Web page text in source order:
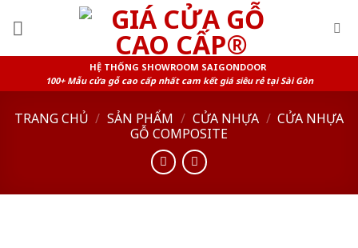
HỆ THỐNG SHOWROOM SAIGONDOOR
100+ Mẫu cửa gỗ cao cấp nhất cam kết giá siêu rẻ tại Sài Gòn
TRANG CHỦ / SẢN PHẨM / CỬA NHỰA / CỬA NHỰA
GỖ COMPOSITE